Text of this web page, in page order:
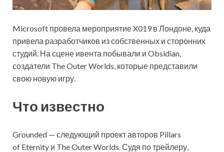
Microsoft провела мероприятие X019 в Лондоне, куда
привела разработчиков из собственных и сторонних
студий. На сцене ивента побывали и Obsidian,
создатели The Outer Worlds, которые представили
свою новую игру.
Что известно
Grounded — следующий проект авторов Pillars
of Eternity и The Outer Worlds. Судя по трейлеру,